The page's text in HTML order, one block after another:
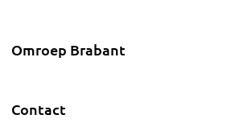
Omroep Brabant
Contact